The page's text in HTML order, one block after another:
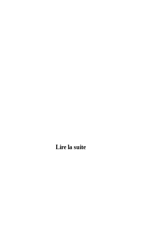
Lire la suite